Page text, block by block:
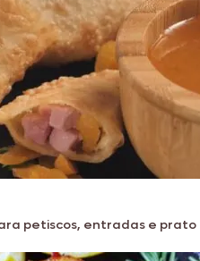
petiscos, entradas e prato